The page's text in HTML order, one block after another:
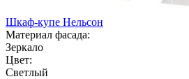
Шкаф-купе Нельсон
Материал фасада:
Зеркало
Цвет:
Светлый